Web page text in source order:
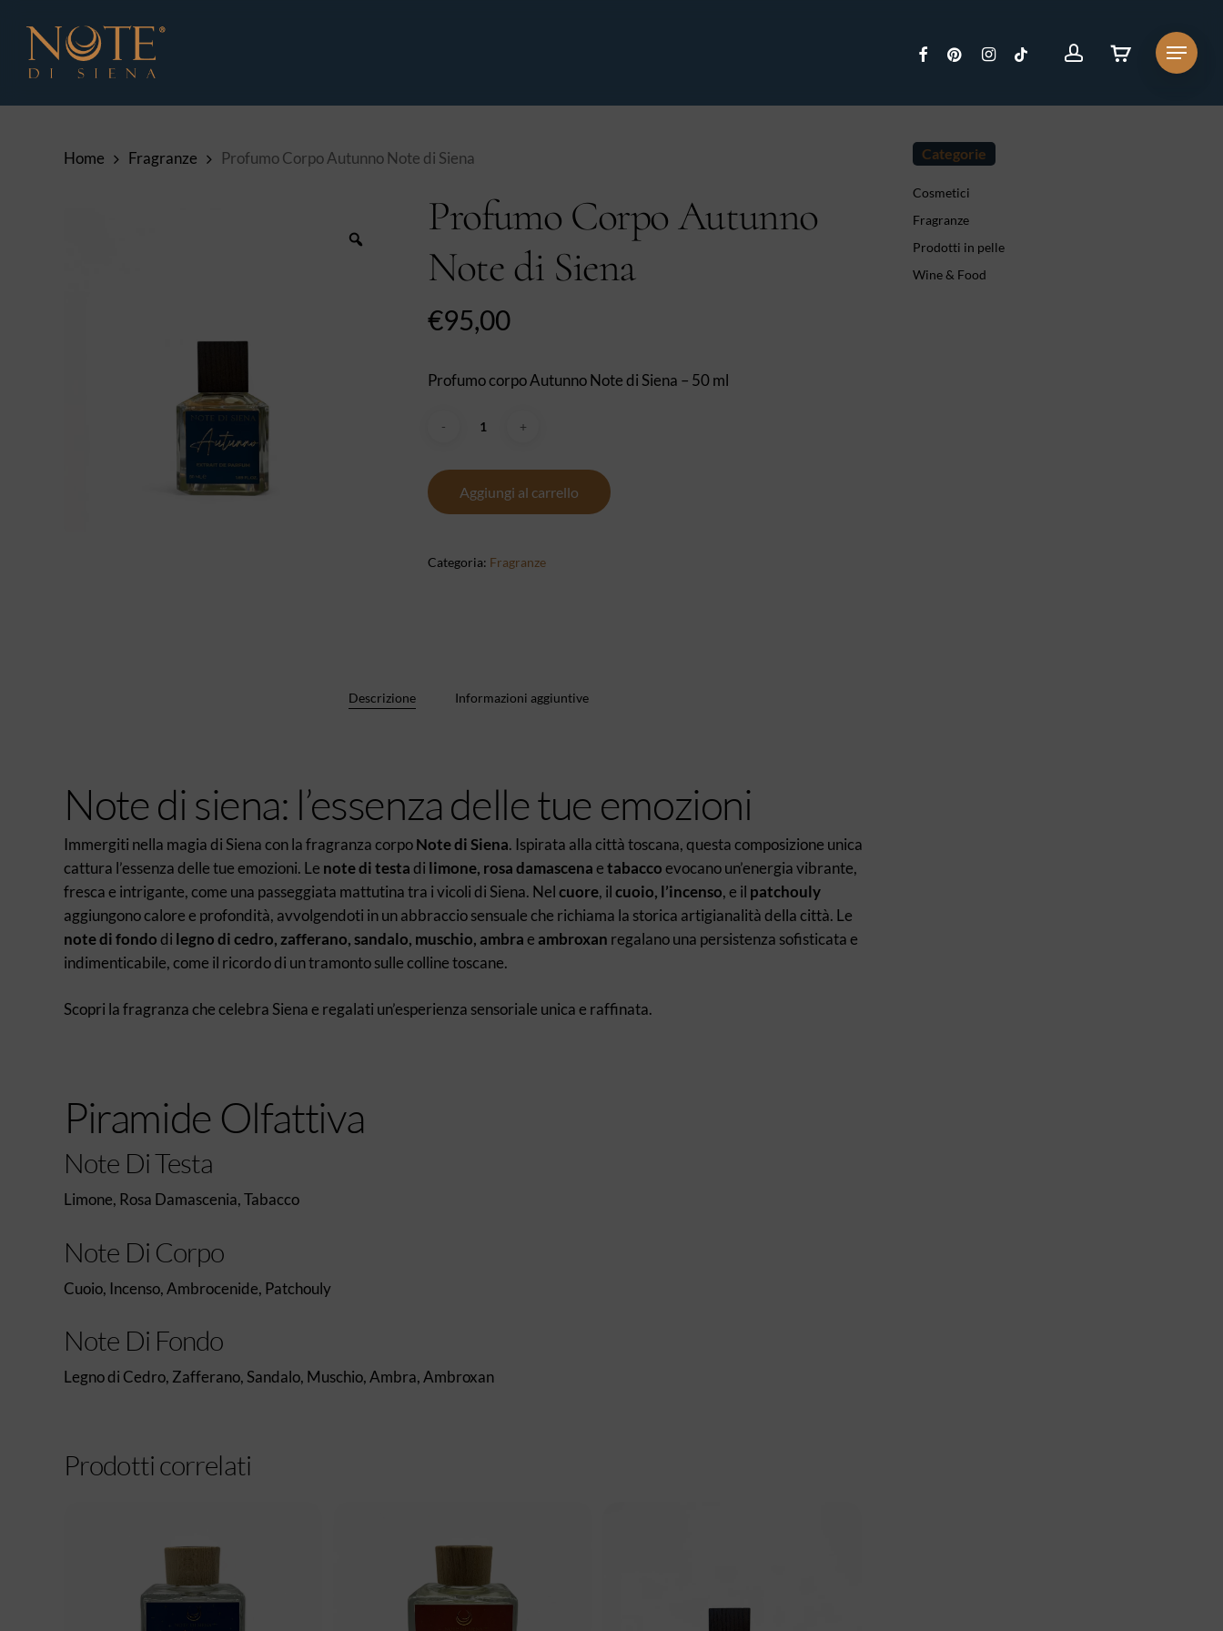
main
content
facebookpinterestinstagram
tiktok account Menu
Close
Cart
Home Fragranze Profumo Corpo Autunno Note di Siena
Profumo Corpo Autunno
Note di Siena
€95,00
Profumo corpo Autunno Note di Siena – 50 ml
Aggiungi al carrello
Categoria: Fragranze
Descrizione Informazioni aggiuntive
Note di siena: l’essenza delle tue emozioni
Immergiti nella magia di Siena con la fragranza corpoNote di Siena. Ispirata alla città toscana, questa composizione unica
cattura l’essenza delle tue emozioni. Le note di testadi limone, rosa damascenaetabaccoevocano un’energia vibrante,
fresca e intrigante, come una passeggiata mattutina tra i vicoli di Siena. Nelcuore, ilcuoio, l’incenso, e il patchouly
aggiungono calore e profondità, avvolgendoti in un abbraccio sensuale che richiama la storica artigianalità della città. Le
note di fondodi legno di cedro, zafferano, sandalo, muschio, ambrae ambroxan regalano una persistenza sofisticata e
indimenticabile, come il ricordo di un tramonto sulle colline toscane.
Scopri la fragranza che celebra Siena e regalati un’esperienza sensoriale unica e raffinata.
Piramide Olfattiva
Note Di Testa
Limone, Rosa Damascenia, Tabacco
Note Di Corpo
Cuoio, Incenso, Ambrocenide, Patchouly
Note Di Fondo
Legno di Cedro, Zafferano, Sandalo, Muschio, Ambra, Ambroxan
Prodotti correlati
50,00 50,00
Categorie
Cosmetici
Fragranze
Prodotti in pelle
Wine & Food